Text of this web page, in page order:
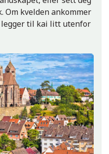
Om kvelden ankommer
til kai litt utenfor